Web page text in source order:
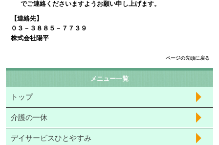
でご連絡くださいますようお願い申し上げます。
【連絡先】
０３－３８８５－７７３９
株式会社陽平
ページの先頭に戻る
メニュー一覧
トップ
介護の一休
デイサービスひとやすみ